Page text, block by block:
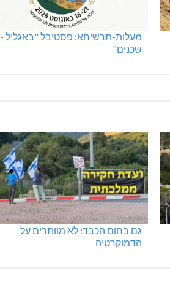
מעלות-תרשיחא: פסטיבל "באגליל -
שכנים"
גם בחום הכבד: לא מוותרים על
הדמוקרטיה